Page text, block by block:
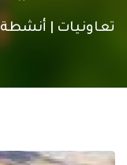
تعاونيات | أنشطة